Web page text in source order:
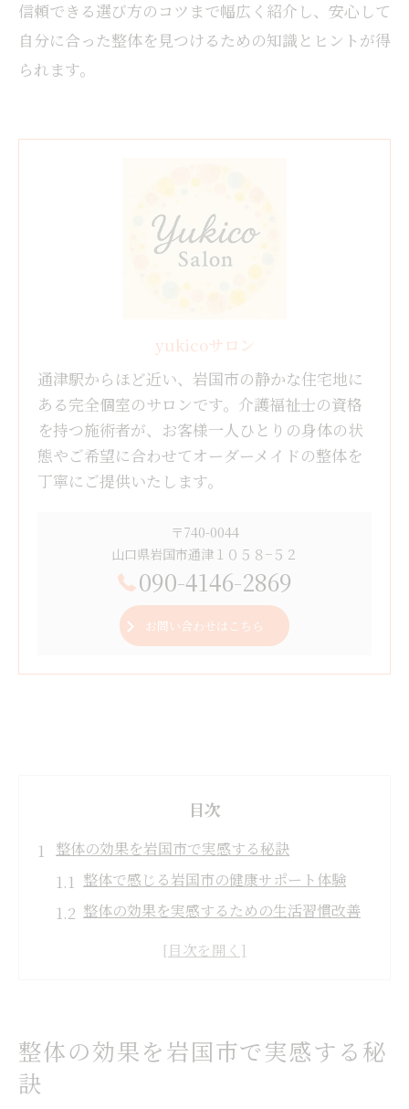
信頼できる選び方のコツまで幅広く紹介し、安心して
自分に合った整体を見つけるための知識とヒントが得
られます。
yukicoサロン
通津駅からほど近い、岩国市の静かな住宅地に
ある完全個室のサロンです。介護福祉士の資格
を持つ施術者が、お客様一人ひとりの身体の状
態やご希望に合わせてオーダーメイドの整体を
丁寧にご提供いたします。
〒740-0044
山口県岩国市通津１０５８−５２
090-4146-2869
お問い合わせはこちら
目次
整体の効果を岩国市で実感する秘訣
整体で感じる岩国市の健康サポート体験
整体の効果を実感するための生活習慣改善
整体のベネフィットを長く保つコツとは
整体の効果を岩国市で実感する秘
訣